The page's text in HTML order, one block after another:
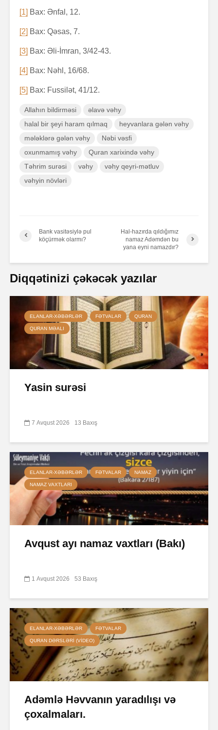
[1] Bax: Ənfal, 12.
[2] Bax: Qəsas, 7.
[3] Bax: Əli-İmran, 3/42-43.
[4] Bax: Nəhl, 16/68.
[5] Bax: Fussilət, 41/12.
Allahın bildirməsi
əlavə vəhy
halal bir şeyi haram qılmaq
heyvanlara gələn vəhy
mələklərə gələn vəhy
Nəbi vəsfi
oxunmamış vəhy
Quran xarixində vəhy
Təhrim surəsi
vəhy
vəhy qeyri-mətluv
vəhyin növləri
Bank vasitəsiylə pul
köçürmək olarmı?
Hal-hazırda qıldığımız
namaz Adəmdən bu
yana eyni namazdır?
Diqqətinizi çəkəcək yazılar
ELANLAR-XƏBƏRLƏR FƏTVALAR QURAN
QURAN MƏALI
Yasin surəsi
7 Avqust 2026 13 Baxış
ELANLAR-XƏBƏRLƏR FƏTVALAR NAMAZ
NAMAZ VAXTLARI
Avqust ayı namaz vaxtları (Bakı)
1 Avqust 2026 53 Baxış
ELANLAR-XƏBƏRLƏR FƏTVALAR
QURAN DƏRSLƏRI (VIDEO)
Adəmlə Həvvanın yaradılışı və
çoxalmaları.